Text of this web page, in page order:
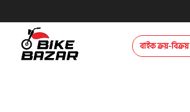
বাইক ক্রয়-বিক্রয়